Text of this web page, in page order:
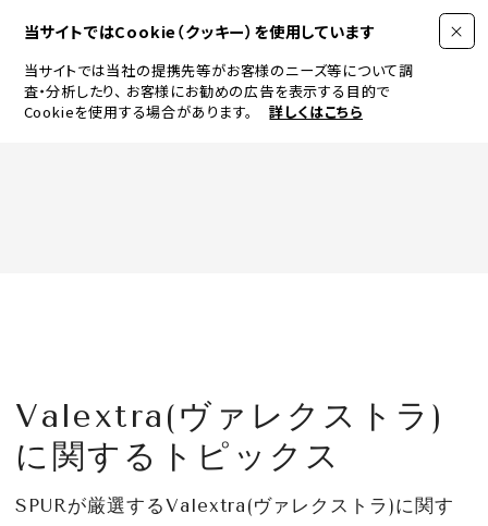
当サイトではCookie（クッキー）を使用しています
当サイトでは当社の提携先等がお客様のニーズ等について調
査・分析したり、 お客様にお勧めの広告を表示する目的で
Cookieを使用する場合があります。
詳しくはこちら
LIFESTYLE
CULTURE
Valextra(ヴァレクストラ)
に関するトピックス
SPURが厳選するValextra(ヴァレクストラ)に関す